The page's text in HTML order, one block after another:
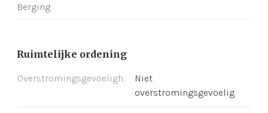
Berging
Ruimtelijke ordening
Niet
overstromingsgevoelig